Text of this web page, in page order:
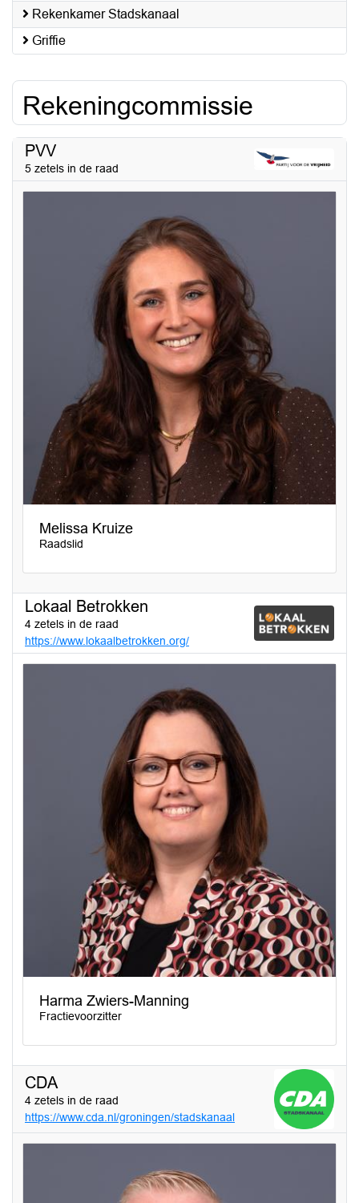
Rekenkamer Stadskanaal
Griffie
Rekeningcommissie
PVV
5 zetels in de raad
Melissa Kruize
Raadslid
Lokaal Betrokken
4 zetels in de raad
https://www.lokaalbetrokken.org/
Harma Zwiers-Manning
Fractievoorzitter
CDA
4 zetels in de raad
https://www.cda.nl/groningen/stadskanaal